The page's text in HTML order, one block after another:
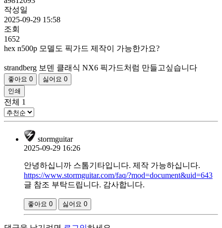
작성일
2025-09-29 15:58
조회
1652
hex n500p 모델도 픽가드 제작이 가능한가요?
strandberg 보덴 클래식 NX6 픽가드처럼 만들고싶습니다
좋아요 0 싫어요 0
인쇄
전체 1
stormguitar
2025-09-29 16:26
안녕하십니까 스톰기타입니다. 제작 가능하십니다.
https://www.stormguitar.com/faq/?mod=document&uid=643
글 참조 부탁드립니다. 감사합니다.
좋아요 0 싫어요 0